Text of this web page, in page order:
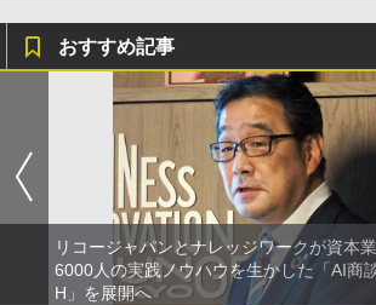
おすすめ記事
リコージャパンとナレッジワークが資本
6000人の実践ノウハウを生かした「AI商
H」を展開へ